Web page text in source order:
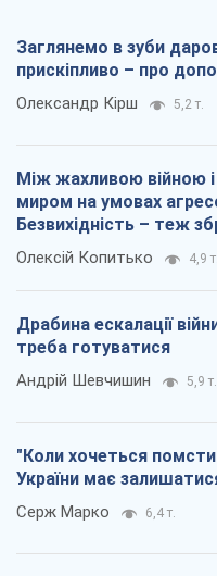
Заглянемо в зуби
прискіпливо – про
Олександр Кірш 5,2 т.
Між жахливою війною
миром на умовах
Безвихідність – теж
Олексій Копитько 4,9 т.
Драбина ескалації
треба готуватися
Андрій Шевчишин 5,9 т.
"Коли хочеться
України має
Серж Марко 6,4 т.